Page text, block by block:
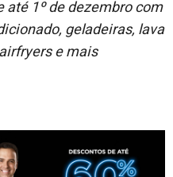
até 1º de dezembro com
geladeiras, lava
e mais